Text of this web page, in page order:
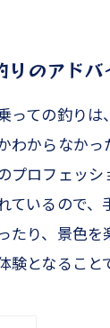
りのアドバ
っての釣りは
わからなか
プロフェッ
ているので、
たり、景色を
験となること